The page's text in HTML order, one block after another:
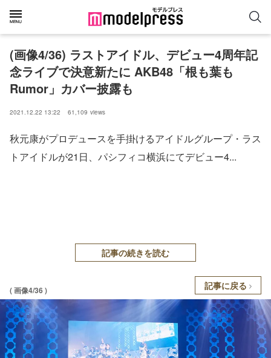
(画像4/36) ラストアイドル、デビュー4周年記
念ライブで決意新たに AKB48「根も葉も
Rumor」カバー披露も
2021.12.22 13:22 61,109 views
秋元康がプロデュースを手掛けるアイドルグループ・ラス
トアイドルが21日、パシフィコ横浜にてデビュー4...
記事の続きを読む
( 画像4/36 ) 記事に戻る